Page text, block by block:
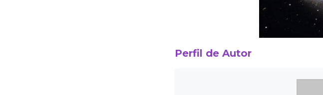
Perfil de Autor